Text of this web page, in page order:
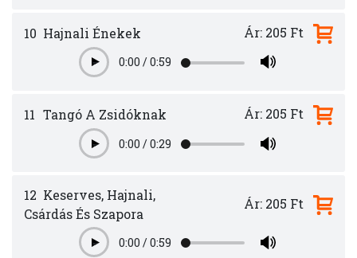
10 Hajnali Énekek
Play0:00 /0:59
Ár: 205 Ft
11 Tangó A Zsidóknak
Play0:00 /0:29
Ár: 205 Ft
12 Keserves, Hajnali,
Csárdás És Szapora
Play0:00 /0:59
Ár: 205 Ft